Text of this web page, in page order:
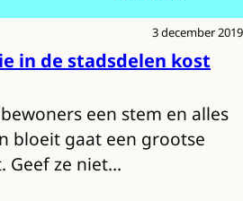
3 december 2019
in de stadsdelen kost
een stem en alles
bloeit gaat een grootse
Geef ze niet…